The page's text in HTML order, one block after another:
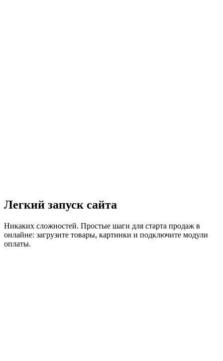
Легкий запуск сайта
Никаких сложностей. Простые шаги для старта продаж в
онлайне: загрузите товары, картинки и подключите модули
оплаты.